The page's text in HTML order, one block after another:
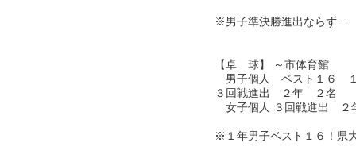
※男子準決勝進出ならず…
【卓 球】 ～市体育館
男子個人 ベスト１６ １
３回戦進出 ２年 ２名
女子個人 ３回戦進出
※１年男子ベスト１６！県